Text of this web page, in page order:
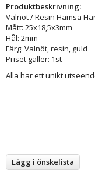
Produktbeskrivning:
Valnöt / Resin Hamsa
Mått: 25x18,5x3mm
Hål: 2mm
Färg: Valnöt, resin, guld
Priset gäller: 1st
Alla har ett unikt
Lägg i önskelista